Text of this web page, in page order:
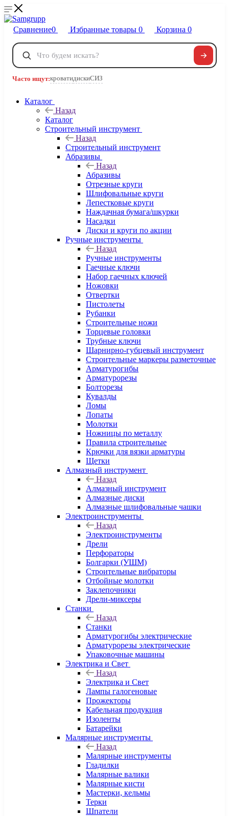
Сравнение0 Избранные товары 0 Корзина 0
Телефоны
8 800 222-40-09
Часто ищут:кроватидискиСИЗ
Каталог
Назад
Каталог
Строительный инструмент
Назад
Строительный инструмент
Абразивы
Назад
Абразивы
Отрезные круги
Шлифовальные круги
Лепестковые круги
Наждачная бумага/шкурки
Насадки
Диски и круги по акции
Ручные инструменты
Назад
Ручные инструменты
Гаечные ключи
Набор гаечных ключей
Ножовки
Отвертки
Пистолеты
Рубанки
Строительные ножи
Торцевые головки
Трубные ключи
Шарнирно-губцевый инструмент
Строительные маркеры разметочные
Арматурогибы
Арматурорезы
Болторезы
Кувалды
Ломы
Лопаты
Молотки
Ножницы по металлу
Правила строительные
Крючки для вязки арматуры
Щетки
Алмазный инструмент
Назад
Алмазный инструмент
Алмазные диски
Алмазные шлифовальные чашки
Электроинструменты
Назад
Электроинструменты
Дрели
Перфораторы
Болгарки (УШМ)
Строительные вибраторы
Отбойные молотки
Заклепочники
Дрели-миксеры
Станки
Назад
Станки
Арматурогибы электрические
Арматурорезы электрические
Упаковочные машины
Электрика и Свет
Назад
Электрика и Свет
Лампы галогеновые
Прожекторы
Кабельная продукция
Изоленты
Батарейки
Малярные инструменты
Назад
Малярные инструменты
Гладилки
Малярные валики
Малярные кисти
Мастерки, кельмы
Терки
Шпатели